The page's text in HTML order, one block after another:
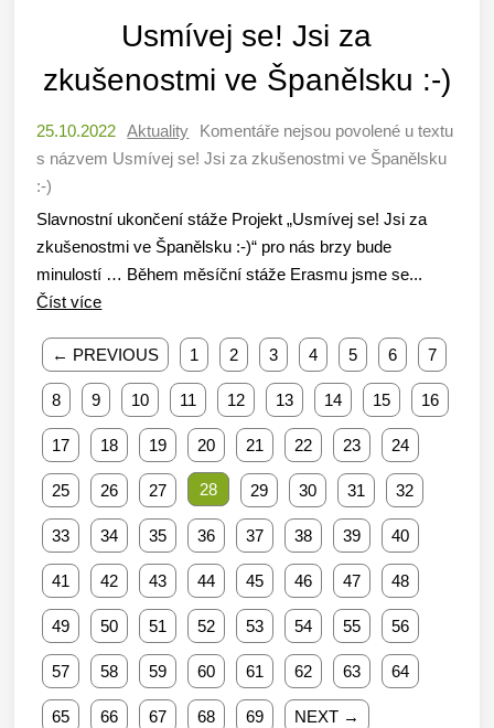
Usmívej se! Jsi za
zkušenostmi ve Španělsku :-)
25.10.2022 Aktuality Komentáře nejsou povolené u textu
s názvem Usmívej se! Jsi za zkušenostmi ve Španělsku
:-)
Slavnostní ukončení stáže Projekt „Usmívej se! Jsi za
zkušenostmi ve Španělsku :-)“ pro nás brzy bude
minulostí … Během měsíční stáže Erasmu jsme se...
Číst více
← PREVIOUS 1 2 3 4 5 6 7
8 9 10 11 12 13 14 15 16
17 18 19 20 21 22 23 24
25 26 27 28 29 30 31 32
33 34 35 36 37 38 39 40
41 42 43 44 45 46 47 48
49 50 51 52 53 54 55 56
57 58 59 60 61 62 63 64
65 66 67 68 69 NEXT →